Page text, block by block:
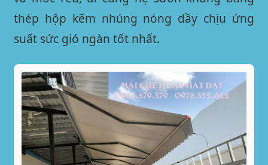
thép hộp kẽm nhúng nóng dầy chịu ứng
suất sức gió ngàn tốt nhất.